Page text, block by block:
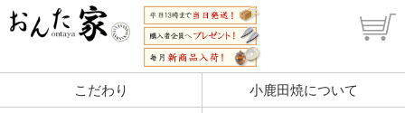
こだわり 小鹿田焼について